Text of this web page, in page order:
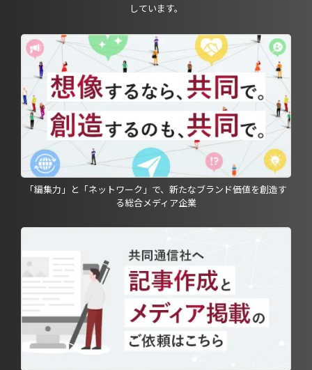
しています。
「編集力」と「ネットワーク」で、新たなブランド価値を創造す
る総合メディア企業